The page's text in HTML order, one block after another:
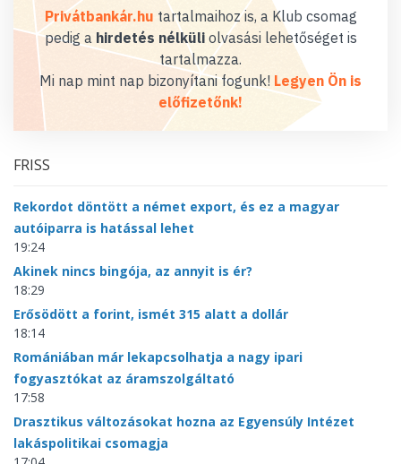
Privátbankár.hu tartalmaihoz is, a Klub csomag
pedig a hirdetés nélküliolvasási lehetőséget is
tartalmazza.
Mi nap mint nap bizonyítani fogunk! Legyen Ön is
előfizetőnk!
FRISS
Rekordot döntött a német export, és ez a magyar
autóiparra is hatással lehet
19:24
Akinek nincs bingója, az annyit is ér?
18:29
Erősödött a forint, ismét 315 alatt a dollár
18:14
Romániában már lekapcsolhatja a nagy ipari
fogyasztókat az áramszolgáltató
17:58
Drasztikus változásokat hozna az Egyensúly Intézet
lakáspolitikai csomagja